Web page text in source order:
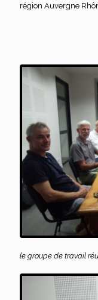
région Auvergne
le groupe de travail